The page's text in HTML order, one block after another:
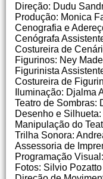
Direção: Dudu
Produção: Monica
Cenografia e
Cenógrafa
Costureira de
Figurinos: Ney
Figurinista
Costureira de
Iluminação: Djalma
Teatro de Sombras:
Desenho e
Manipulação do
Trilha Sonora:
Assessoria de
Programação
Fotos: Silvio Pozatto